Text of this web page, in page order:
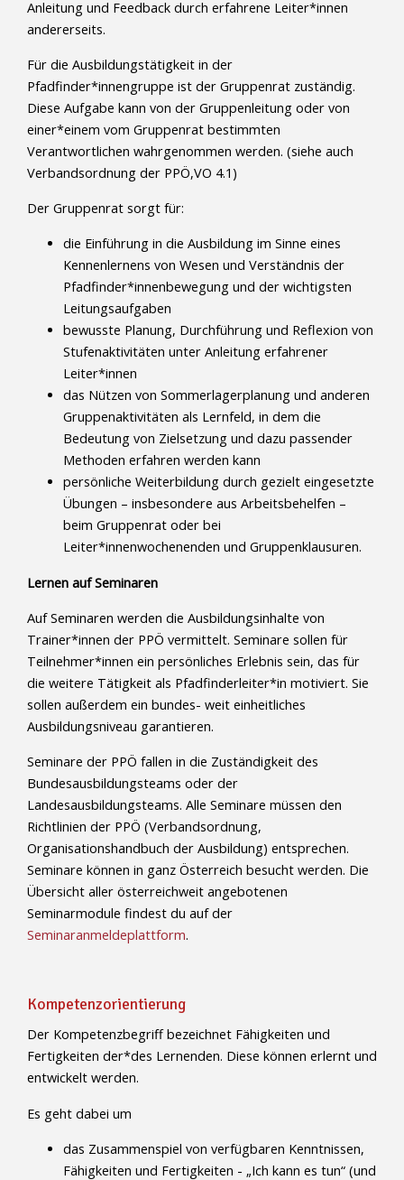
Anleitung und Feedback durch erfahrene Leiter*innen
andererseits.
Für die Ausbildungstätigkeit in der
Pfadfinder*innengruppe ist der Gruppenrat zuständig.
Diese Aufgabe kann von der Gruppenleitung oder von
einer*einem vom Gruppenrat bestimmten
Verantwortlichen wahrgenommen werden. (siehe auch
Verbandsordnung der PPÖ,VO 4.1)
Der Gruppenrat sorgt für:
die Einführung in die Ausbildung im Sinne eines
Kennenlernens von Wesen und Verständnis der
Pfadfinder*innenbewegung und der wichtigsten
Leitungsaufgaben
bewusste Planung, Durchführung und Reflexion von
Stufenaktivitäten unter Anleitung erfahrener
Leiter*innen
das Nützen von Sommerlagerplanung und anderen
Gruppenaktivitäten als Lernfeld, in dem die
Bedeutung von Zielsetzung und dazu passender
Methoden erfahren werden kann
persönliche Weiterbildung durch gezielt eingesetzte
Übungen – insbesondere aus Arbeitsbehelfen –
beim Gruppenrat oder bei
Leiter*innenwochenenden und Gruppenklausuren.
Lernen auf Seminaren
Auf Seminaren werden die Ausbildungsinhalte von
Trainer*innen der PPÖ vermittelt. Seminare sollen für
Teilnehmer*innen ein persönliches Erlebnis sein, das für
die weitere Tätigkeit als Pfadfinderleiter*in motiviert. Sie
sollen außerdem ein bundes- weit einheitliches
Ausbildungsniveau garantieren.
Seminare der PPÖ fallen in die Zuständigkeit des
Bundesausbildungsteams oder der
Landesausbildungsteams. Alle Seminare müssen den
Richtlinien der PPÖ (Verbandsordnung,
Organisationshandbuch der Ausbildung) entsprechen.
Seminare können in ganz Österreich besucht werden. Die
Übersicht aller österreichweit angebotenen
Seminarmodule findest du auf der
Seminaranmeldeplattform.
Kompetenzorientierung
Der Kompetenzbegriff bezeichnet Fähigkeiten und
Fertigkeiten der*des Lernenden. Diese können erlernt und
entwickelt werden.
Es geht dabei um
das Zusammenspiel von verfügbaren Kenntnissen,
Fähigkeiten und Fertigkeiten - „Ich kann es tun“ (und